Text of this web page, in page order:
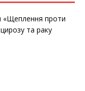
«Щеплення проти
та раку